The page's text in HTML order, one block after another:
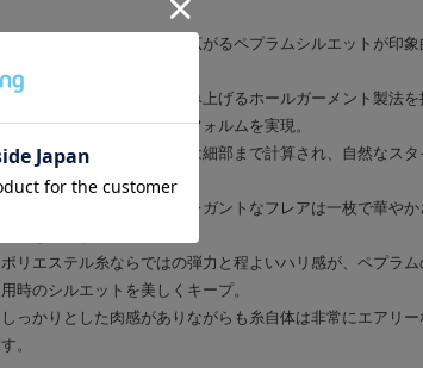
ウエスト下からふんわりと広がるペプラムシルエットが印
ー。
縫製を行わず一着丸ごと編み上げるホールガーメント製法
自然に沿う立体的で美しいフォルムを実現。
ウエスト位置やフレア分量は細部まで計算され、自然なス
しい柔らかな印象を両立。
動くたびに波打つようなエレガントなフレアは一枚で華や
ポリエステル糸ならではの弾力と程よいハリ感が、ペプラ
用時のシルエットを美しくキープ。
しっかりとした肉感がありながらも糸自体は非常にエアリ
す。